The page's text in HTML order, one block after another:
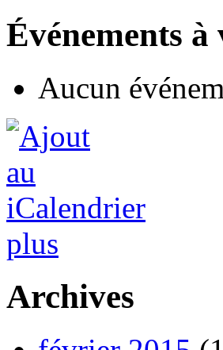
Événements à
Aucun
plus
Archives